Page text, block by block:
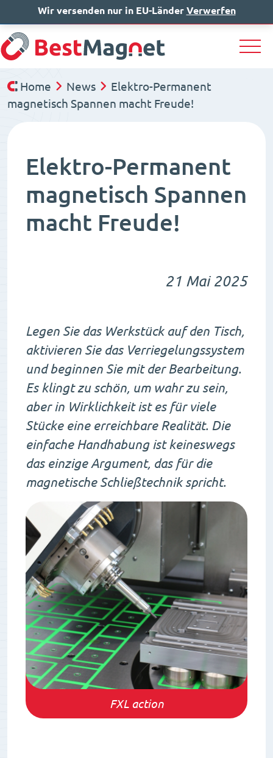
IT EN DE
Home News
Elektro-Permanent
magnetisch Spannen macht Freude!
Elektro-Permanent
magnetisch Spannen
macht Freude!
21 Mai 2025
Legen Sie das Werkstück auf den Tisch,
aktivieren Sie das Verriegelungssystem
und beginnen Sie mit der Bearbeitung.
Es klingt zu schön, um wahr zu sein,
aber in Wirklichkeit ist es für viele
Stücke eine erreichbare Realität. Die
einfache Handhabung ist keineswegs
das einzige Argument, das für die
magnetische Schließtechnik spricht.
FXL action
Wir versenden nur in EU-Länder Verwerfen